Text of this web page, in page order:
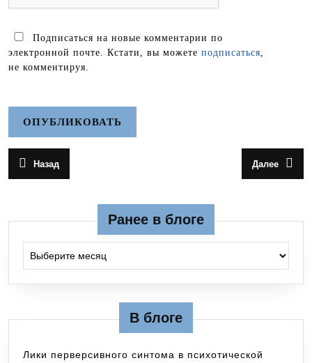
Подписаться на новые комментарии по
электронной почте. Кстати, вы можете подписаться,
не комментируя.
Навигация
по
Назад
Предыдущая
запись:
Далее
запись:
Ранее в блоге
В блоге
Лики перверсивного синтома в психотической